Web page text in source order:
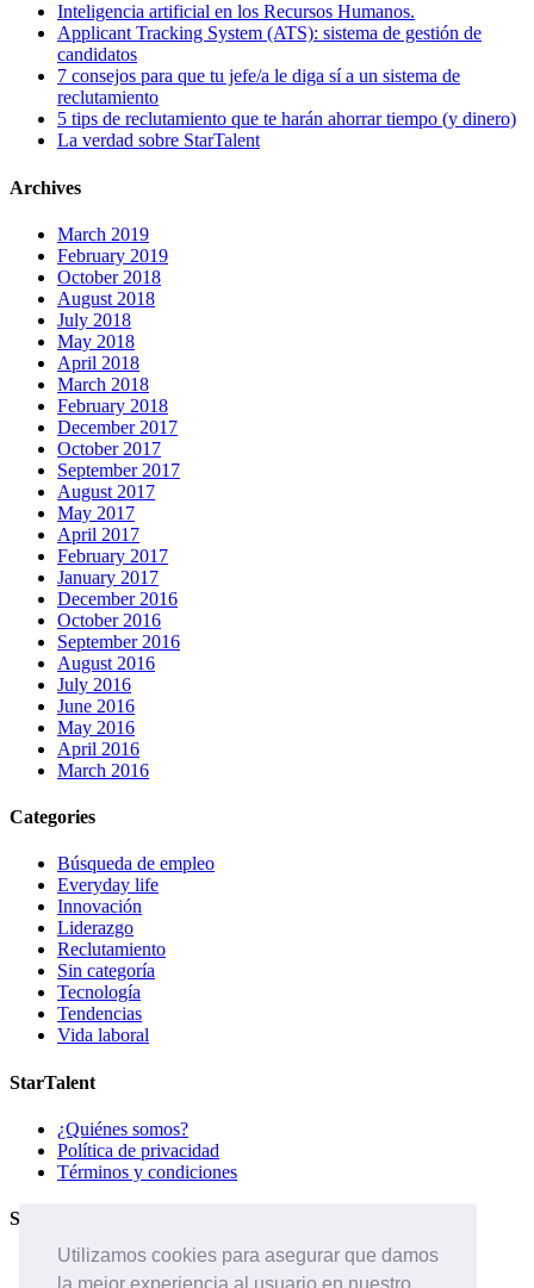
Utilizamos cookies para asegurar que damos
Inteligencia artificial en los Recursos Humanos.
Applicant Tracking System (ATS): sistema de gestión de
candidatos
7 consejos para que tu jefe/a le diga sí a un sistema de
reclutamiento
5 tips de reclutamiento que te harán ahorrar tiempo (y dinero)
La verdad sobre StarTalent
Archives
March 2019
February 2019
October 2018
August 2018
July 2018
May 2018
April 2018
March 2018
February 2018
December 2017
October 2017
September 2017
August 2017
May 2017
April 2017
February 2017
January 2017
December 2016
October 2016
September 2016
August 2016
July 2016
June 2016
May 2016
April 2016
March 2016
Categories
Búsqueda de empleo
Everyday life
Innovación
Liderazgo
Reclutamiento
Sin categoría
Tecnología
Tendencias
Vida laboral
StarTalent
¿Quiénes somos?
Política de privacidad
Términos y condiciones
Servicios
Páginas de carreras